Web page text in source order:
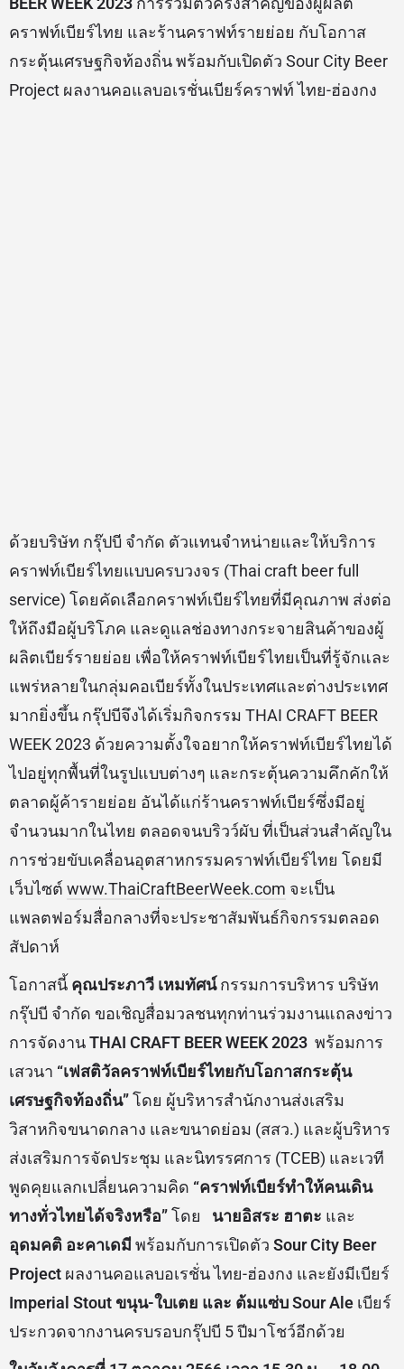
คราฟท์เบียร์ไทย และร้านคราฟท์รายย่อย กับโอกาส
กระตุ้นเศรษฐกิจท้องถิ่น พร้อมกับเปิดตัว Sour City Beer
Project ผลงานคอแลบอเรชั่นเบียร์คราฟท์ ไทย-ฮ่องกง
ด้วยบริษัท กรุ๊ปบี จำกัด ตัวแทนจำหน่ายและให้บริการ
คราฟท์เบียร์ไทยแบบครบวงจร (Thai craft beer full
service) โดยคัดเลือกคราฟท์เบียร์ไทยที่มีคุณภาพ ส่งต่อ
ให้ถึงมือผู้บริโภค และดูแลช่องทางกระจายสินค้าของผู้
ผลิตเบียร์รายย่อย เพื่อให้คราฟท์เบียร์ไทยเป็นที่รู้จักและ
แพร่หลายในกลุ่มคอเบียร์ทั้งในประเทศและต่างประเทศ
มากยิ่งขึ้น กรุ๊ปบีจึงได้เริ่มกิจกรรม THAI CRAFT BEER
WEEK 2023 ด้วยความตั้งใจอยากให้คราฟท์เบียร์ไทยได้
ไปอยู่ทุกพื้นที่ในรูปแบบต่างๆ และกระตุ้นความคึกคักให้
ตลาดผู้ค้ารายย่อย อันได้แก่ร้านคราฟท์เบียร์ซึ่งมีอยู่
จำนวนมากในไทย ตลอดจนบริวว์ผับ ที่เป็นส่วนสำคัญใน
การช่วยขับเคลื่อนอุตสาหกรรมคราฟท์เบียร์ไทย โดยมี
เว็บไซต์ www.ThaiCraftBeerWeek.com จะเป็น
แพลตฟอร์มสื่อกลางที่จะประชาสัมพันธ์กิจกรรมตลอด
สัปดาห์
โอกาสนี้ คุณประภาวี เหมทัศน์กรรมการบริหาร บริษัท
กรุ๊ปบี จำกัด ขอเชิญสื่อมวลชนทุกท่านร่วมงานแถลงข่าว
การจัดงานTHAI CRAFT BEER WEEK2023 พร้อมการ
เสวนา “เฟสติวัลคราฟท์เบียร์ไทยกับโอกาสกระตุ้น
เศรษฐกิจท้องถิ่น”โดย ผู้บริหารสำนักงานส่งเสริม
วิสาหกิจขนาดกลาง และขนาดย่อม (สสว.) และผู้บริหาร
ส่งเสริมการจัดประชุม และนิทรรศการ (TCEB) และเวที
พูดคุยแลกเปลี่ยนความคิด “คราฟท์เบียร์ทำให้คนเดิน
ทางทั่วไทยได้จริงหรือ”โดย นายอิสระ ฮาตะ และ
อุดมคติ อะคาเดมี พร้อมกับการเปิดตัว Sour City Beer
Project ผลงานคอแลบอเรชั่น ไทย-ฮ่องกง และยังมีเบียร์
Imperial Stout ขนุน-ใบเตย และ ต้มแซ่บ Sour Ale เบียร์
ประกวดจากงานครบรอบกรุ๊ปบี 5 ปีมาโชว์อีกด้วย